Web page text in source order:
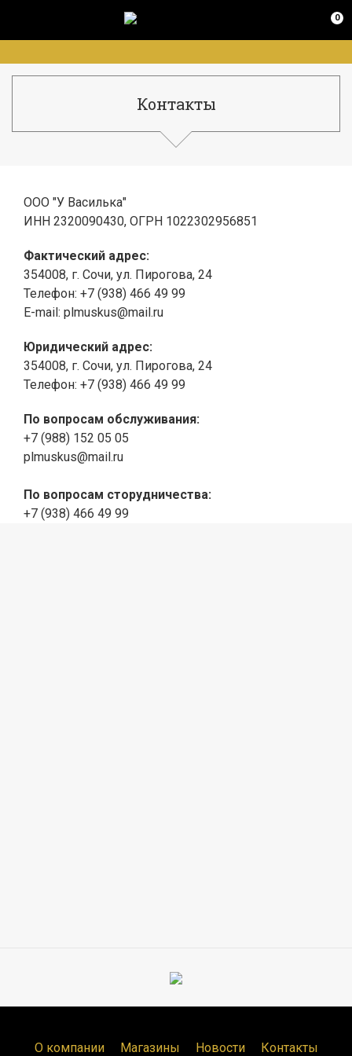
0
Контакты
ООО "У Василька"
ИНН 2320090430, ОГРН 1022302956851
Фактический адрес:
354008, г. Сочи, ул. Пирогова, 24
Телефон: +7 (938) 466 49 99
E-mail: plmuskus@mail.ru
Юридический адрес:
354008, г. Сочи, ул. Пирогова, 24
Телефон: +7 (938) 466 49 99
По вопросам обслуживания:
+7 (988) 152 05 05
plmuskus@mail.ru
По вопросам сторудничества:
+7 (938) 466 49 99
О компании Магазины Новости Контакты